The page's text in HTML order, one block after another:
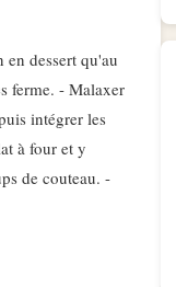
dessert qu'au
ferme. - Malaxer
intégrer les
à four et y
de couteau. -